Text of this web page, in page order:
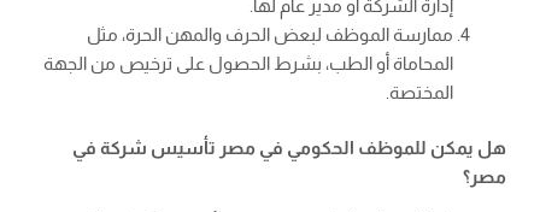
إدارة الشركة أو مدير عام لها.
ممارسة الموظف لبعض الحرف والمهن الحرة، مثل
المحاماة أو الطب، بشرط الحصول على ترخيص من الجهة
المختصة.
هل يمكن للموظف الحكومي في مصر تأسيس شركة في
مصر؟